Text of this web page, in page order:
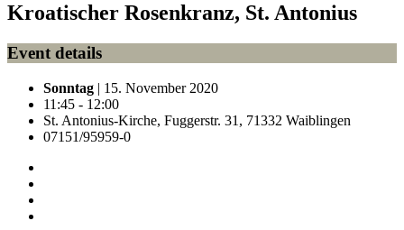
Kroatischer Rosenkranz, St. Antonius
Event details
Sonntag | 15. November 2020
11:45 - 12:00
St. Antonius-Kirche, Fuggerstr. 31, 71332 Waiblingen
07151/95959-0